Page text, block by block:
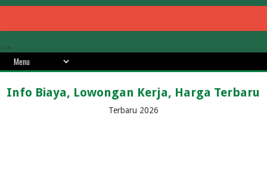
-->
Info Biaya, Lowongan Kerja, Harga Terbaru
Terbaru 2026